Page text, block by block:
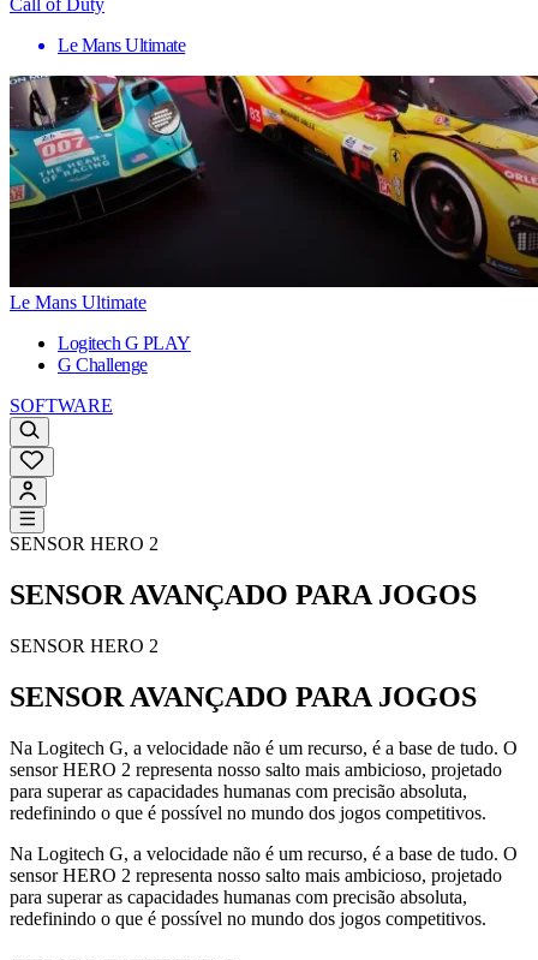
Call of Duty
Le Mans Ultimate
Le Mans Ultimate
Logitech G PLAY
G Challenge
SOFTWARE
SENSOR HERO 2
SENSOR AVANÇADO PARA JOGOS
SENSOR HERO 2
SENSOR AVANÇADO PARA JOGOS
Na Logitech G, a velocidade não é um recurso, é a base de tudo. O
sensor HERO 2 representa nosso salto mais ambicioso, projetado
para superar as capacidades humanas com precisão absoluta,
redefinindo o que é possível no mundo dos jogos competitivos.
Na Logitech G, a velocidade não é um recurso, é a base de tudo. O
sensor HERO 2 representa nosso salto mais ambicioso, projetado
para superar as capacidades humanas com precisão absoluta,
redefinindo o que é possível no mundo dos jogos competitivos.